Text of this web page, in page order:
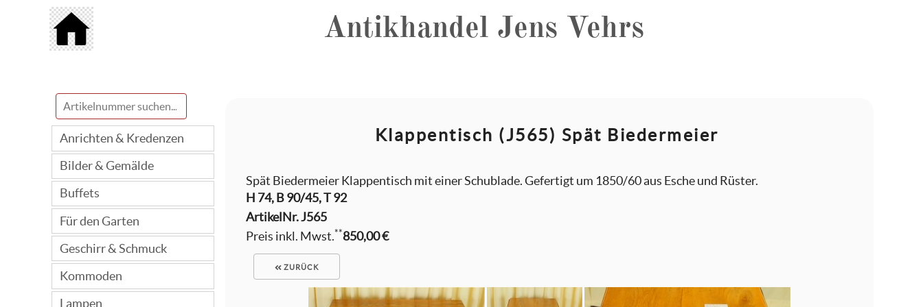
Antikhandel Jens Vehrs
Anrichten & Kredenzen
Bilder & Gemälde
Buffets
Für den Garten
Geschirr & Schmuck
Kommoden
Lampen
Klappentisch (J565) Spät Biedermeier
Spät Biedermeier Klappentisch mit einer Schublade. Gefertigt um 1850/60 aus Esche und Rüster.
H 74, B 90/45, T 92
ArtikelNr.J565
Preis inkl. Mwst.**850,00 €
ZURÜCK